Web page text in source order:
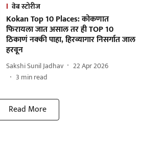
वेब स्टोरीज
Kokan Top 10 Places: कोकणात
फिरायला जात असाल तर ही TOP 10
ठिकाणं नक्की पाहा, हिरव्यागार निसर्गात जाल
हरवून
Sakshi Sunil Jadhav
22 Apr 2026
3 min read
Read More